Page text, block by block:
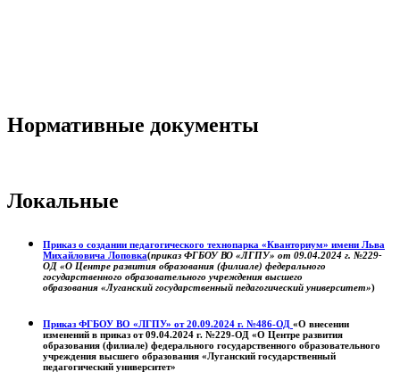
Нормативные документы
Локальные
Приказ о создании педагогического технопарка «Кванториум» имени Льва
Михайловича Лоповка(приказ ФГБОУ ВО «ЛГПУ» от 09.04.2024 г. №229-
ОД «О Центре развития образования (филиале) федерального
государственного образовательного учреждения высшего
образования «Луганский государственный педагогический университет»)
Приказ ФГБОУ ВО «ЛГПУ» от 20.09.2024 г. №486-ОД «О внесении
изменений в приказ от 09.04.2024 г. №229-ОД «О Центре развития
образования (филиале) федерального государственного образовательного
учреждения высшего образования «Луганский государственный
педагогический университет»